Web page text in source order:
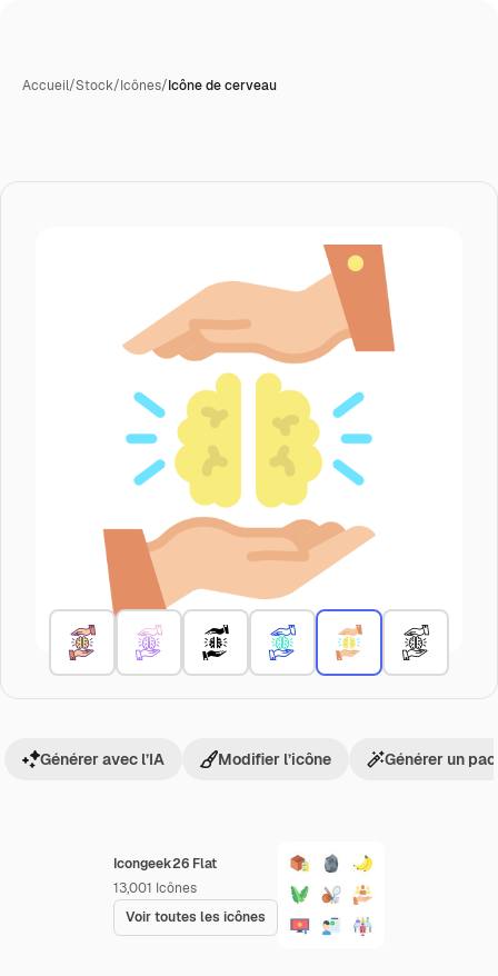
Accueil/Stock/Icônes/Icône de cerveau
Icongeek26 Flat
13,001 Icônes
Voir toutes les icônes
Générer avec l’IA Modifier l’icône Générer un